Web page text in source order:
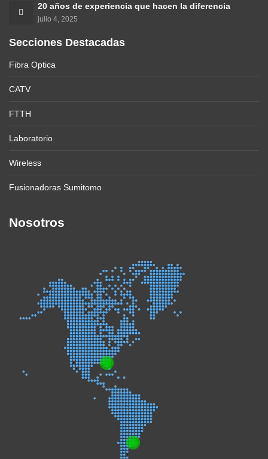
20 años de experiencia que hacen la diferencia
julio 4, 2025
Secciones Destacadas
Fibra Optica
CATV
FTTH
Laboratorio
Wireless
Fusionadoras Sumitomo
Nosotros